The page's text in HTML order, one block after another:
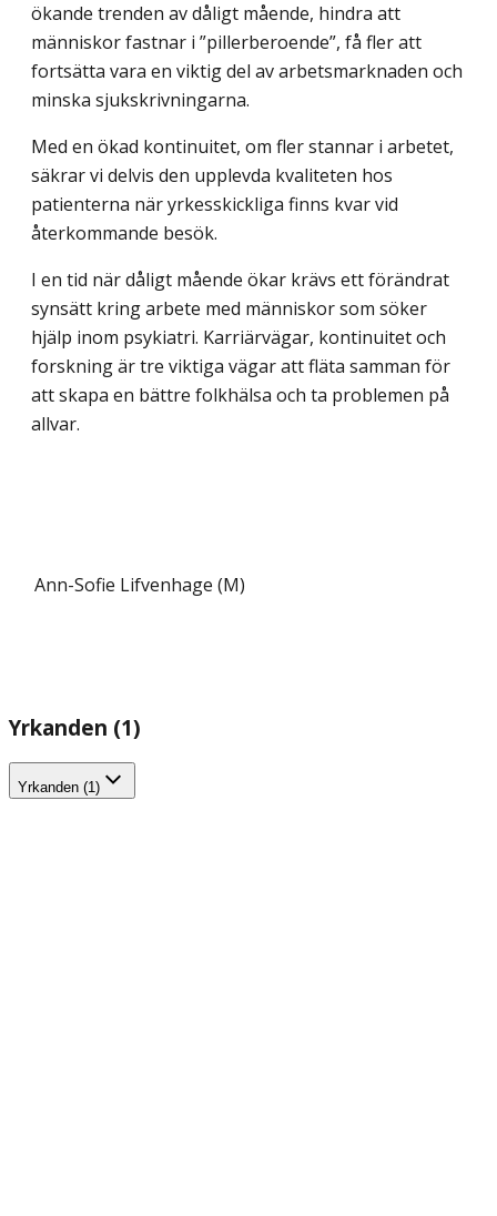
ökande trenden av dåligt mående, hindra att
människor fastnar i ”pillerberoende”, få fler att
fortsätta vara en viktig del av arbets­marknaden och
minska sjukskrivningarna.
Med en ökad kontinuitet, om fler stannar i arbetet,
säkrar vi delvis den upplevda kvaliteten hos
patienterna när yrkesskickliga finns kvar vid
återkommande besök.
I en tid när dåligt mående ökar krävs ett förändrat
synsätt kring arbete med människor som söker
hjälp inom psykiatri. Karriärvägar, kontinuitet och
forskning är tre viktiga vägar att fläta samman för
att skapa en bättre folkhälsa och ta problemen på
allvar.
Ann-Sofie Lifvenhage (M)
Yrkanden (1)
Yrkanden (1)